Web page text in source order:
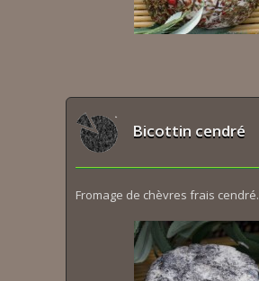
Bicottin cendré
Fromage de chèvres frais cendré.